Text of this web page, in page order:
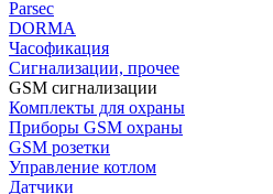
Parsec
DORMA
Часофикация
Сигнализации, прочее
GSM сигнализации
Комплекты для охраны
Приборы GSM охраны
GSM розетки
Управление котлом
Датчики